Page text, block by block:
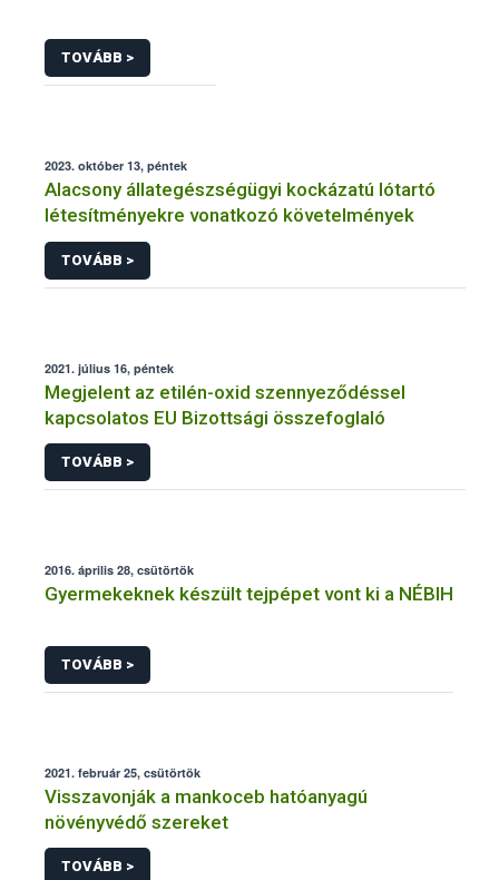
TOVÁBB >
2023. október 13, péntek
Alacsony állategészségügyi kockázatú lótartó
létesítményekre vonatkozó követelmények
TOVÁBB >
2021. július 16, péntek
Megjelent az etilén-oxid szennyeződéssel
kapcsolatos EU Bizottsági összefoglaló
TOVÁBB >
2016. április 28, csütörtök
Gyermekeknek készült tejpépet vont ki a NÉBIH
TOVÁBB >
2021. február 25, csütörtök
Visszavonják a mankoceb hatóanyagú
növényvédő szereket
TOVÁBB >